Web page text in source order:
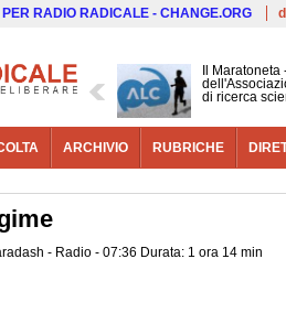
PER RADIO RADICALE - CHANGE.ORG
Il
di ricerca
ARCHIVIO RUBRICHE
- Radio - 07:36 Durata: 1 ora 14 min